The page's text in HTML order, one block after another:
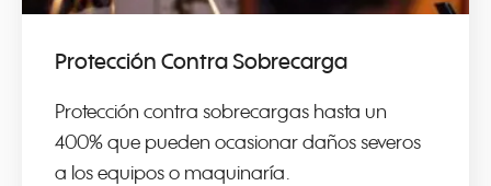
Protección Contra Sobrecarga
Protección contra sobrecargas hasta un
400% que pueden ocasionar daños severos
a los equipos o maquinaría.